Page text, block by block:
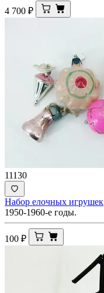
4 700 ₽
11130
Набор елочных игрушек
1950-1960-е годы.
100 ₽